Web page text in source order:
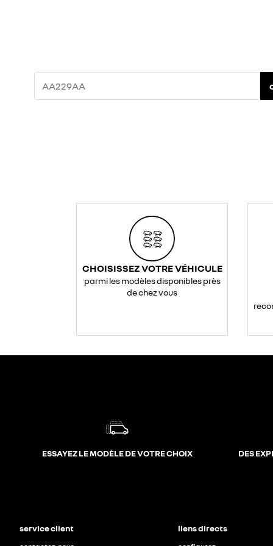
CHOISISSEZ VOTRE VÉHICULE
parmi les modèles disponibles près
de chez vous
ESSAYEZ LE MODÈLE DE VOTRE CHOIX DES
service client liens directs